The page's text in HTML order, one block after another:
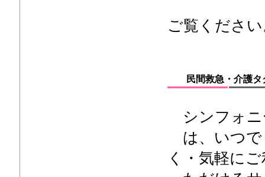
ご覧くださ
民間救急・介護タ
シンフォニ
は、いつで
く・気軽に